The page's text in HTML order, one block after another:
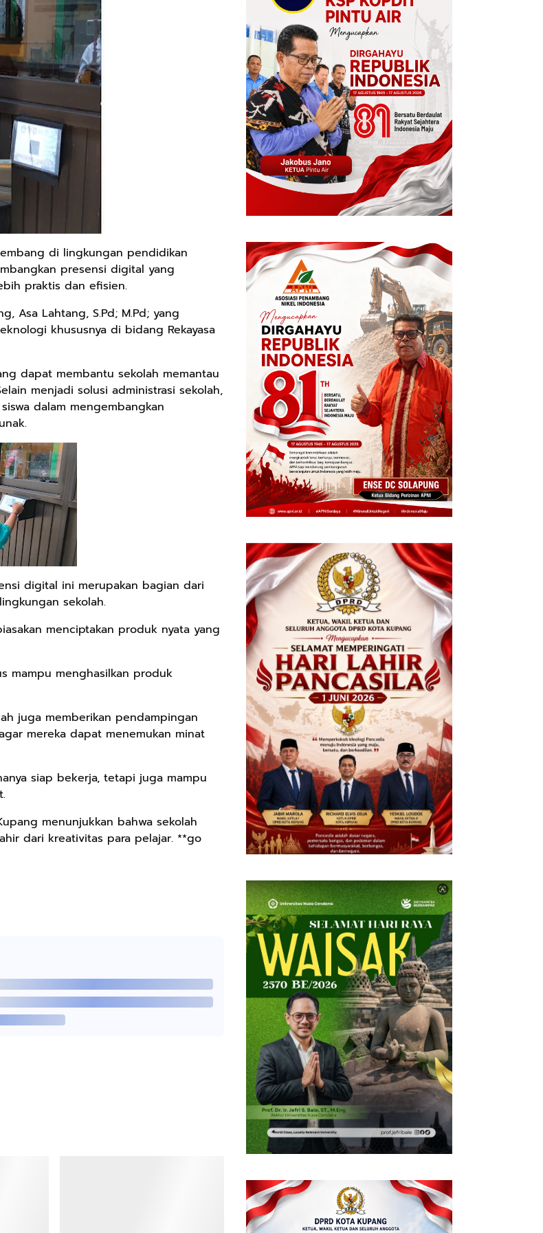
di lingkungan pendidikan
presensi digital yang
praktis dan efisien.
Asa Lahtang, S.Pd; M.Pd; yang
khususnya di bidang Rekayasa
dapat membantu sekolah memantau
menjadi solusi administrasi sekolah,
dalam mengembangkan
digital ini merupakan bagian dari
sekolah.
menciptakan produk nyata yang
mampu menghasilkan produk
juga memberikan pendampingan
mereka dapat menemukan minat
siap bekerja, tetapi juga mampu
menunjukkan bahwa sekolah
dari kreativitas para pelajar. **go